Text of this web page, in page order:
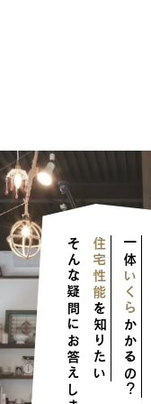
住宅性能
を知りたい
一体
いくら
かかるの？
そんな疑問にお答えします！